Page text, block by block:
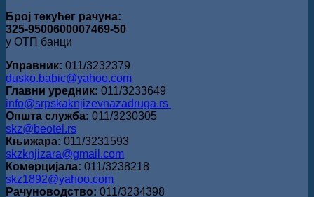
Број текућег рачуна:
325-9500600007469-50
у ОТП банци
Управник: 011/3232379
dusko.babic@yahoo.com
Главни уредник: 011/3233649
info@srpskaknjizevnazadruga.rs
Општа служба: 011/3230305
skz@beotel.rs
Књижара: 011/3231593
skzknjizara@gmail.com
Комерцијала: 011/3238218
skz1892@yahoo.com
Рачуноводство: 011/3234398